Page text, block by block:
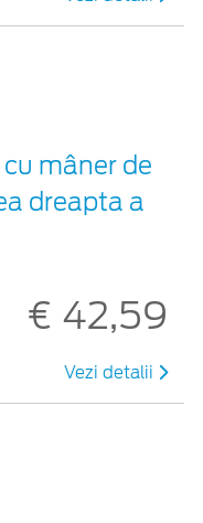
mâner de
dreapta a
€ 42,59
Vezi detalii